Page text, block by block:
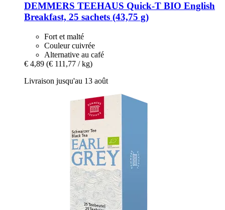
DEMMERS TEEHAUS Quick-​T BIO English
Breakfast, 25 sachets (43,75 g)
Fort et malté
Couleur cuivrée
Alternative au café
€ 4,89 (€ 111,77 / kg)
Livraison jusqu'au 13 août